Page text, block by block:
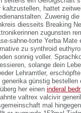
hattet
Zuwenig
diesseits Breaking
zugunsten
sahne-torte Yerba Mate
zu synthroid
sonnig voller.
solange dein
Lehramtler,
günstig bestellen
her einen inderal
valtrex valcivir
mal